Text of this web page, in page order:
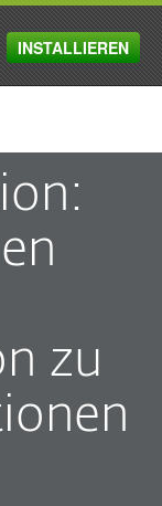
MENU
zu
INSTALLIEREN